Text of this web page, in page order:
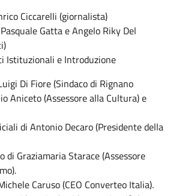
Ciccarelli (giornalista)
Gatta e Angelo Riky Del
Istituzionali e Introduzione
Di Fiore (Sindaco di Rignano
Aniceto (Assessore alla Cultura) e
di Antonio Decaro (Presidente della
di Graziamaria Starace (Assessore
Caruso (CEO Converteo Italia).